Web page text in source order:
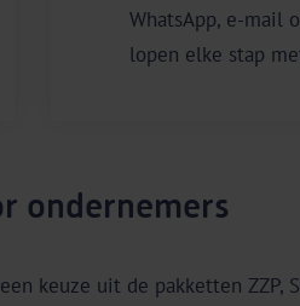
WhatsApp, e-mail
lopen elke stap
ondernemers
keuze uit de pakketten ZZP,